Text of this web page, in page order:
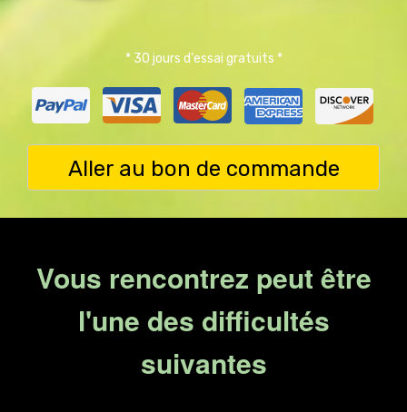
* 30 jours d'essai gratuits *
Aller au bon de commande
Vous rencontrez peut être
l'une des difficultés
suivantes